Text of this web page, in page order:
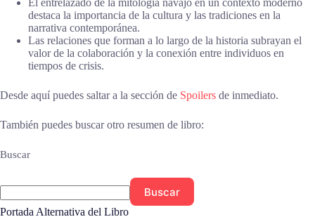
El entrelazado de la mitología navajo en un contexto moderno
destaca la importancia de la cultura y las tradiciones en la
narrativa contemporánea.
Las relaciones que forman a lo largo de la historia subrayan el
valor de la colaboración y la conexión entre individuos en
tiempos de crisis.
Desde aquí puedes saltar a la sección de Spoilers de inmediato.
También puedes buscar otro resumen de libro:
Buscar
Buscar
Portada Alternativa del Libro